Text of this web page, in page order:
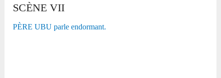
SCÈNE VII
PÈRE UBU parle endormant.